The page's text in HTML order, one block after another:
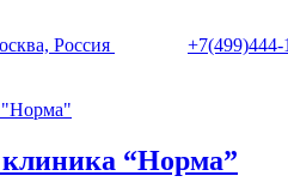
Россия
+7(499)444-
“Норма”